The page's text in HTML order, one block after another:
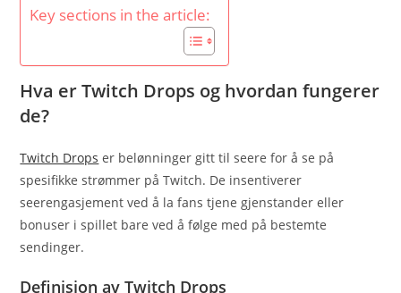
Key sections in the article:
Hva er Twitch Drops og hvordan fungerer
de?
Twitch Drops er belønninger gitt til seere for å se på
spesifikke strømmer på Twitch. De insentiverer
seerengasjement ved å la fans tjene gjenstander eller
bonuser i spillet bare ved å følge med på bestemte
sendinger.
Definisjon av Twitch Drops